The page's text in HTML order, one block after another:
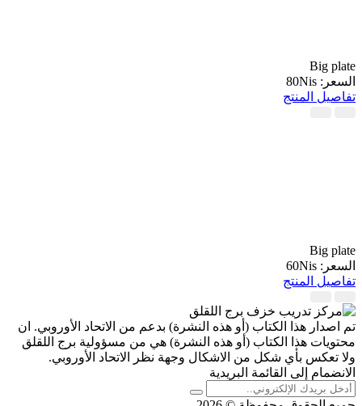
Big plate
السعر: 80Nis
تفاصيل المنتج
Big plate
السعر: 60Nis
تفاصيل المنتج
تم اصدار هذا الكتاب (أو هذه النشرة) بدعم من الاتحاد الأوروبي. ان
محتويات هذا الكتاب (أو هذه النشرة) هي من مسؤولية برج اللقلق
ولا تعكس بأي شكل من الاشكال وجهة نظر الاتحاد الأوروبي.
الانضمام إلى القائمة البريدية